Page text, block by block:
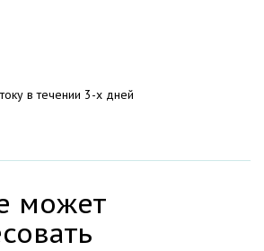
в течении 3-х дней
может